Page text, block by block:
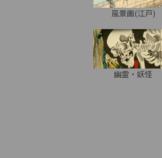
風景画(江戸)
幽霊・妖怪